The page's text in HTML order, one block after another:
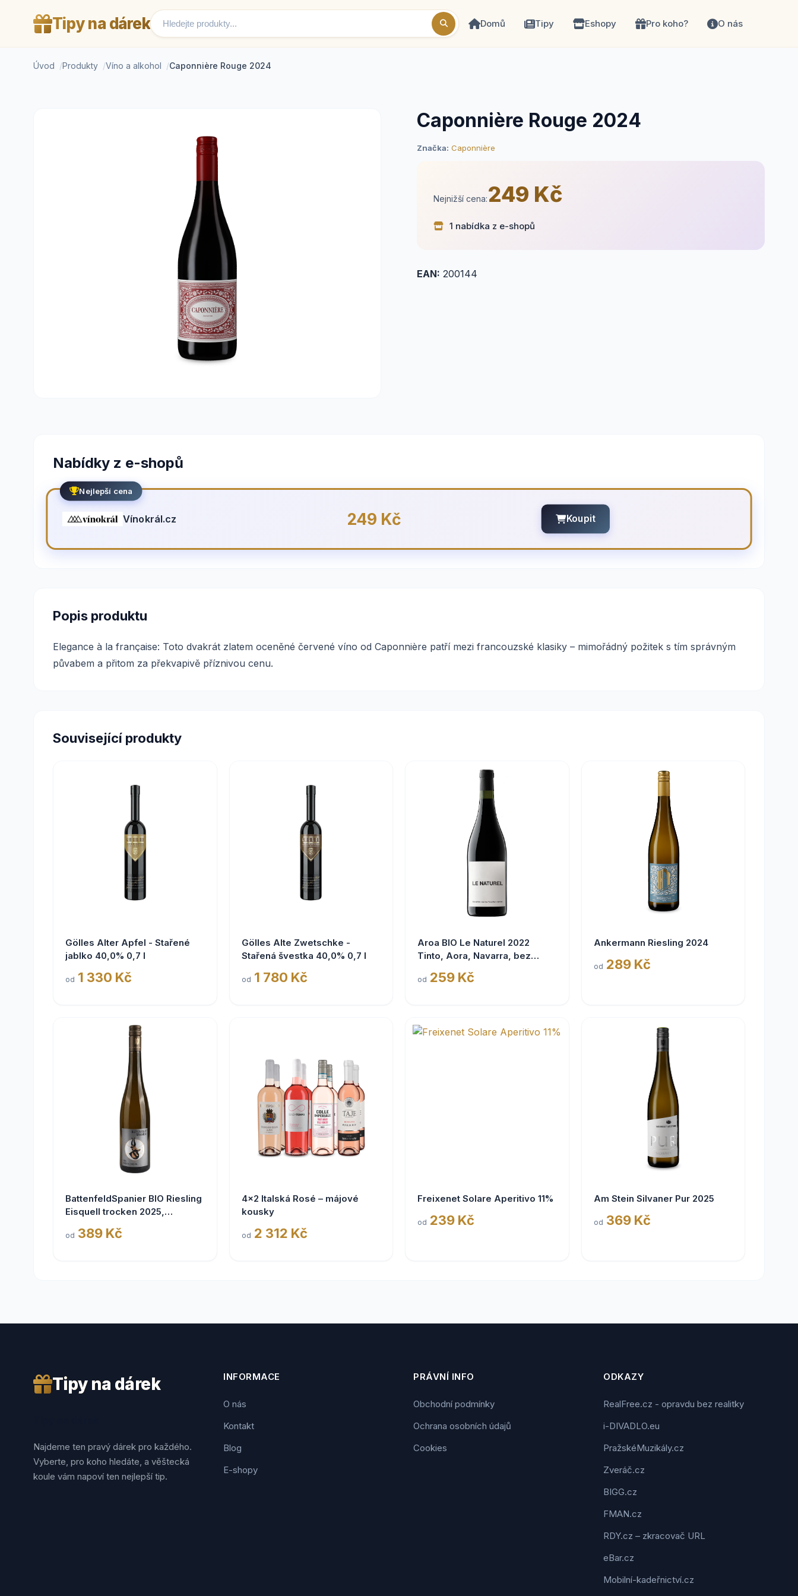
Tipy na dárek Domů Tipy Eshopy Pro koho? O nás
Úvod Produkty Víno a alkohol Caponnière Rouge 2024
Caponnière Rouge 2024
Značka: Caponnière
Nejnižší cena:249 Kč
1 nabídka z e-shopů
EAN: 200144
Nabídky z e-shopů
Nejlepší cena
Vínokrál.cz 249 Kč Koupit
Popis produktu
Elegance à la française: Toto dvakrát zlatem oceněné červené víno od Caponnière patří mezi francouzské klasiky – mimořádný požitek s tím správným
půvabem a přitom za překvapivě příznivou cenu.
Související produkty
Gölles Alter Apfel - Stařené
jablko 40,0% 0,7 l
od 1 330 Kč
Gölles Alte Zwetschke -
Stařená švestka 40,0% 0,7 l
od 1 780 Kč
Aroa BIO Le Naturel 2022
Tinto, Aora, Navarra, bez
od 259 Kč
Ankermann Riesling 2024
od 289 Kč
BattenfeldSpanier BIO Riesling
Eisquell trocken 2025,
Rheinhessen VDP
od 389 Kč
4x2 Italská Rosé – májové
kousky
od 2 312 Kč
Freixenet Solare Aperitivo 11%
od 239 Kč
Am Stein Silvaner Pur 2025
od 369 Kč
Tipy na dárek
Najdeme ten pravý dárek pro každého.
Vyberte, pro koho hledáte, a věštecká
koule vám napoví ten nejlepší tip.
INFORMACE
O nás
Kontakt
Blog
E-shopy
PRÁVNÍ INFO
Obchodní podmínky
Ochrana osobních údajů
Cookies
ODKAZY
RealFree.cz - opravdu bez realitky
i-DIVADLO.eu
PražskéMuzikály.cz
Zveráč.cz
BIGG.cz
FMAN.cz
RDY.cz – zkracovač URL
eBar.cz
Mobilní-kadeřnictví.cz